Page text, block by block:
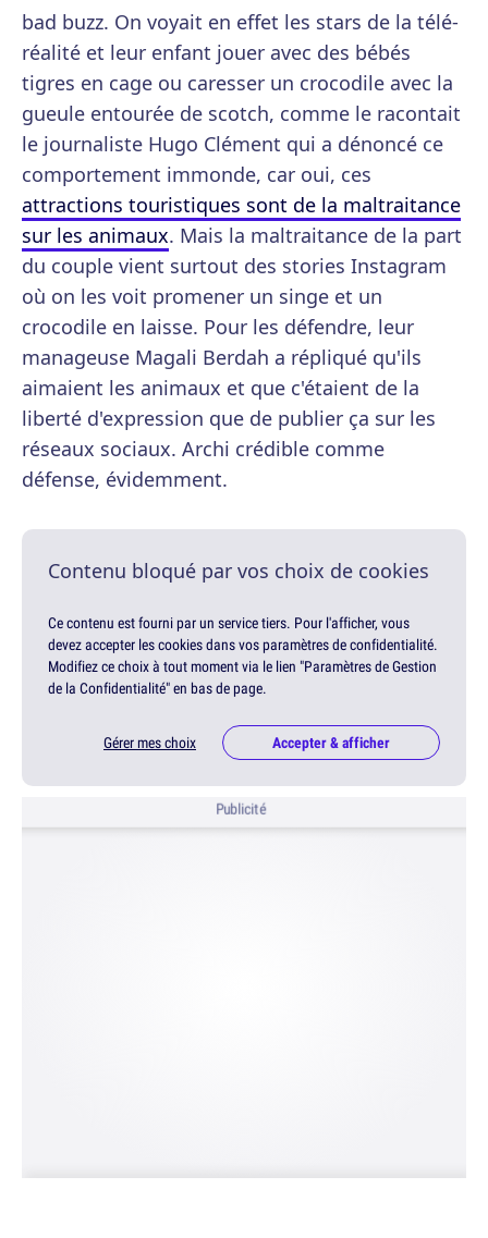
bad buzz. On voyait en effet les stars de la télé-
réalité et leur enfant jouer avec des bébés
tigres en cage ou caresser un crocodile avec la
gueule entourée de scotch, comme le racontait
le journaliste Hugo Clément qui a dénoncé ce
comportement immonde, car oui, ces
attractions touristiques sont de la maltraitance
sur les animaux. Mais la maltraitance de la part
du couple vient surtout des stories Instagram
où on les voit promener un singe et un
crocodile en laisse. Pour les défendre, leur
manageuse Magali Berdah a répliqué qu'ils
aimaient les animaux et que c'étaient de la
liberté d'expression que de publier ça sur les
réseaux sociaux. Archi crédible comme
défense, évidemment.
Contenu bloqué par vos choix de cookies
Ce contenu est fourni par un service tiers. Pour l'afficher, vous
devez accepter les cookies dans vos paramètres de confidentialité.
Modifiez ce choix à tout moment via le lien "Paramètres de Gestion
de la Confidentialité" en bas de page.
Gérer mes choix Accepter & afficher
Publicité